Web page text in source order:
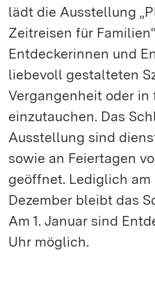
lädt die Ausstellung
Zeitreisen für
Entdeckerinnen und
liebevoll gestalteten
Vergangenheit oder
einzutauchen. Das
Ausstellung sind
sowie an Feiertagen
geöffnet. Lediglich am
Dezember bleibt das
Am 1. Januar sind
Uhr möglich.